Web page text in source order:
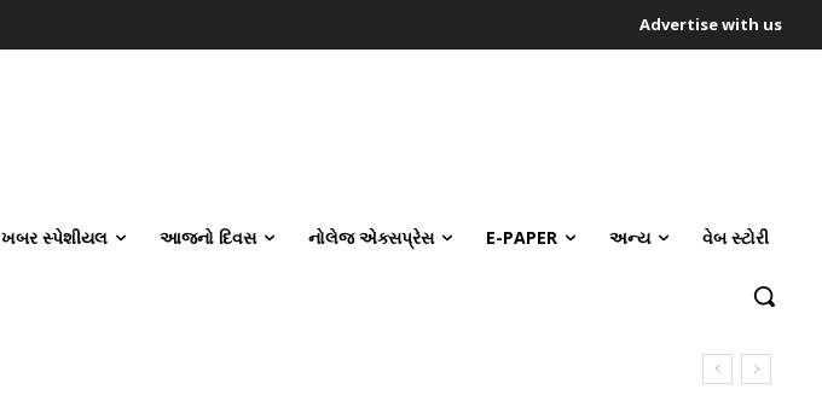
Advertise with us
ખબર સ્પેશીયલ આજનો દિવસ નોલેજ એક્સપ્રેસ E-PAPER અન્ય વેબ સ્ટોરી